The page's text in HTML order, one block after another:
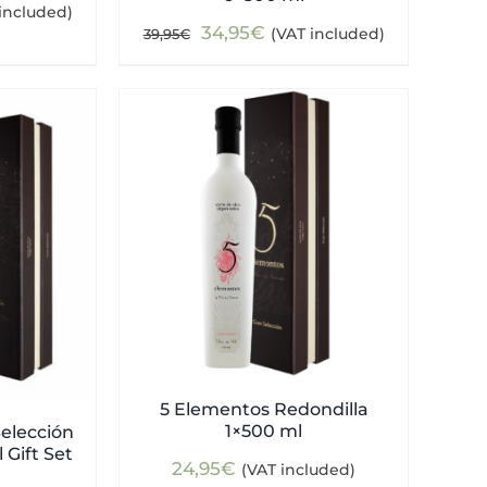
39,95€
Original
39,95€.
34,95€Current
is:
(VAT included)
Gift Set
5 Elementos Redondilla
1×500 ml
24,95€ (VAT included)